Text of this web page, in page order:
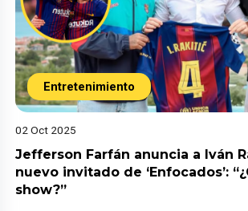
Entretenimiento
02 Oct 2025
Jefferson Farfán anuncia a Iván
nuevo invitado de ‘Enfocados’:
show?”